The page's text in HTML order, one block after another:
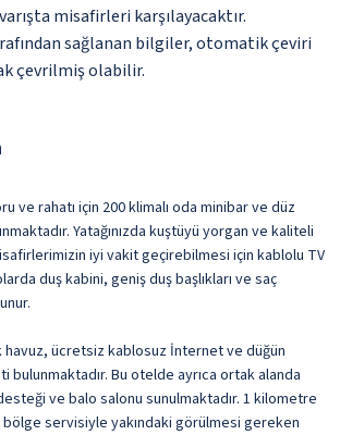
misafirleri karşılayacaktır.
sağlanan bilgiler, otomatik çeviri
çevrilmiş olabilir.
ve rahatı için 200 klimalı oda minibar ve düz
Yatağınızda kuştüyü yorgan ve kaliteli
iyi vakit geçirebilmesi için kablolu TV
duş kabini, geniş duş başlıkları ve saç
havuz, ücretsiz kablosuz İnternet ve düğün
bulunmaktadır. Bu otelde ayrıca ortak alanda
ve balo salonu sunulmaktadır. 1 kilometre
bölge servisiyle yakındaki görülmesi gereken